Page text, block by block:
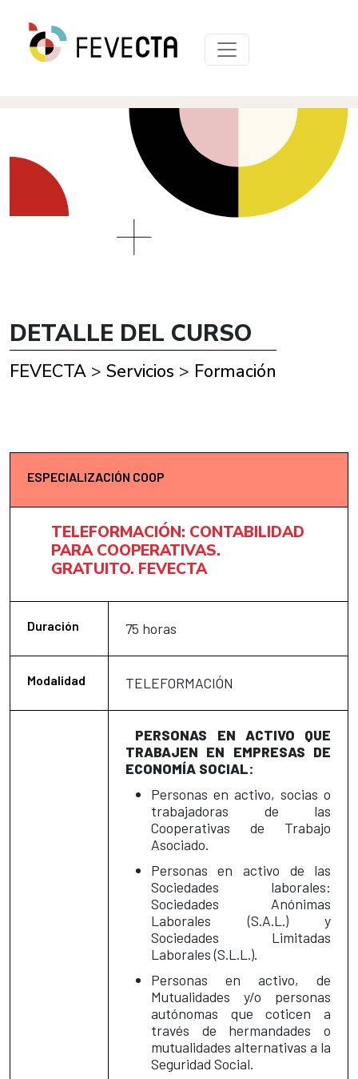
DETALLE DEL CURSO
FEVECTA > Servicios > Formación
ESPECIALIZACIÓN COOP
TELEFORMACIÓN: CONTABILIDAD
PARA COOPERATIVAS.
GRATUITO. FEVECTA
Duración 75 horas
Modalidad TELEFORMACIÓN
PERSONAS EN ACTIVO QUE
TRABAJEN EN EMPRESAS DE
ECONOMÍA SOCIAL:
Personas en activo, socias o
trabajadoras de las
Cooperativas de Trabajo
Asociado.
Personas en activo de las
Sociedades laborales:
Sociedades Anónimas
Laborales (S.A.L.) y
Sociedades Limitadas
Laborales (S.L.L.).
Personas en activo, de
Mutualidades y/o personas
autónomas que coticen a
través de hermandades o
mutualidades alternativas a la
Seguridad Social.